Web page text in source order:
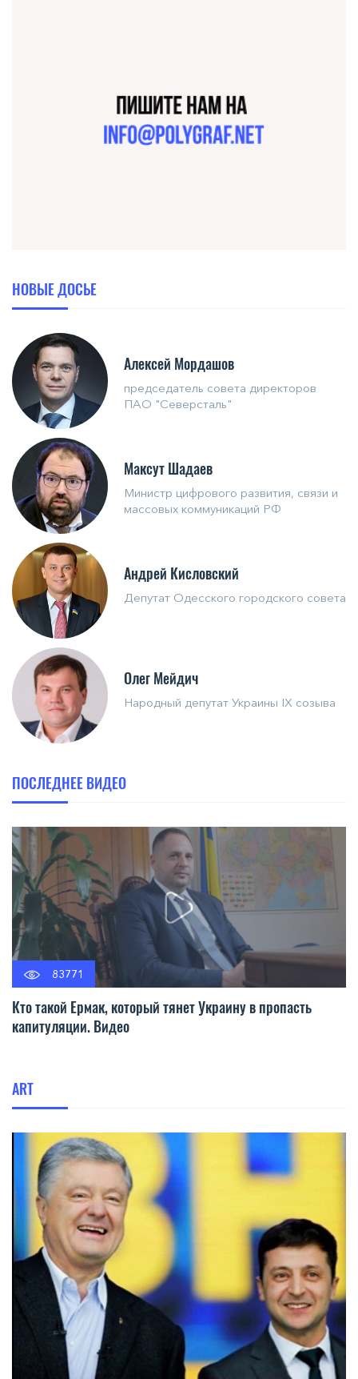
НОВЫЕ ДОСЬЕ
Алексей Мордашов
председатель совета директоров
ПАО "Северсталь"
Максут Шадаев
Министр цифрового развития, связи и
массовых коммуникаций РФ
Андрей Кисловский
Депутат Одесского городского совета
Олег Мейдич
Народный депутат Украины IX созыва
ПОСЛЕДНЕЕ ВИДЕО
83771
Кто такой Ермак, который тянет Украину в пропасть
капитуляции. Видео
ART